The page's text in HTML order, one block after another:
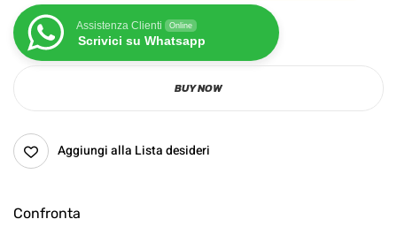
Assistenza Clienti Online
Scrivici su Whatsapp
BUY NOW
Aggiungi alla Lista desideri
Confronta